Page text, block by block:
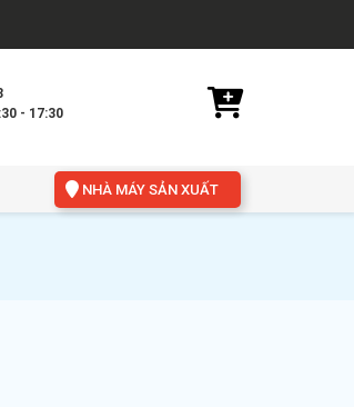
- 17:30
NHÀ MÁY SẢN XUẤT